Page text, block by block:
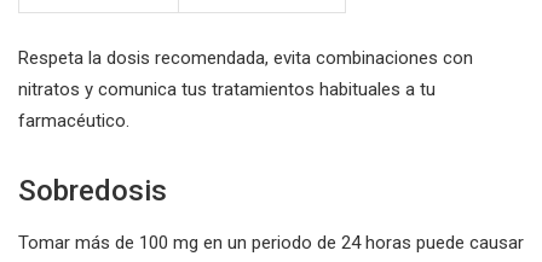
Respeta la dosis recomendada, evita combinaciones con
nitratos y comunica tus tratamientos habituales a tu
farmacéutico.
Sobredosis
Tomar más de 100 mg en un periodo de 24 horas puede causar